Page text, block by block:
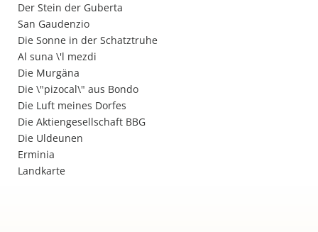
Der Stein der Guberta
San Gaudenzio
Die Sonne in der Schatztruhe
Al suna \'l mezdi
Die Murgäna
Die \"pizocal\" aus Bondo
Die Luft meines Dorfes
Die Aktiengesellschaft BBG
Die Uldeunen
Erminia
Landkarte